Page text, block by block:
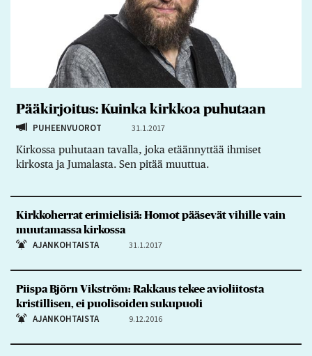
Pääkirjoitus: Kuinka kirkkoa puhutaan
PUHEENVUOROT 31.1.2017
Kirkossa puhutaan tavalla, joka etäännyttää ihmiset
kirkosta ja Jumalasta. Sen pitää muuttua.
Kirkkoherrat erimielisiä: Homot pääsevät vihille vain
muutamassa kirkossa
AJANKOHTAISTA 31.1.2017
Piispa Björn Vikström: Rakkaus tekee avioliitosta
kristillisen, ei puolisoiden sukupuoli
AJANKOHTAISTA 9.12.2016